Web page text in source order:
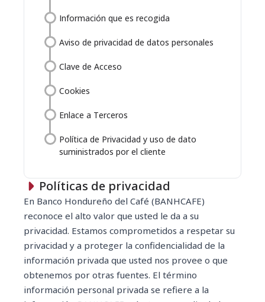
Información que es recogida
Aviso de privacidad de datos personales
Clave de Acceso
Cookies
Enlace a Terceros
Política de Privacidad y uso de dato
suministrados por el cliente
Políticas de privacidad
En Banco Hondureño del Café (BANHCAFE)
reconoce el alto valor que usted le da a su
privacidad. Estamos comprometidos a respetar su
privacidad y a proteger la confidencialidad de la
información privada que usted nos provee o que
obtenemos por otras fuentes. El término
información personal privada se refiere a la